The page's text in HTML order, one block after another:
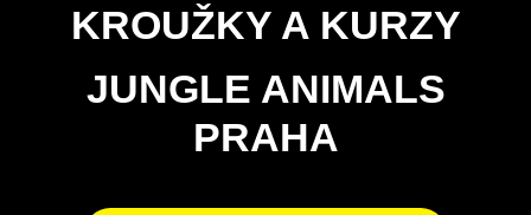
KROUŽKY A KURZY
JUNGLE ANIMALS
PRAHA